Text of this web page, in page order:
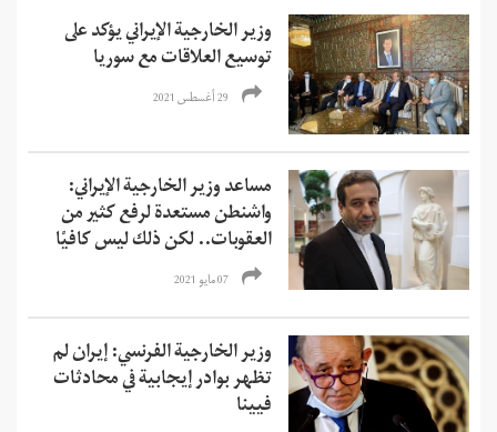
وزير الخارجية الإيراني يؤكد على
توسيع العلاقات مع سوريا
29 أغسطس 2021
مساعد وزير الخارجية الإيراني:
واشنطن مستعدة لرفع كثير من
العقوبات.. لكن ذلك ليس كافيًا
07 مايو 2021
وزير الخارجية الفرنسي: إيران لم
تظهر بوادر إيجابية في محادثات
فيينا